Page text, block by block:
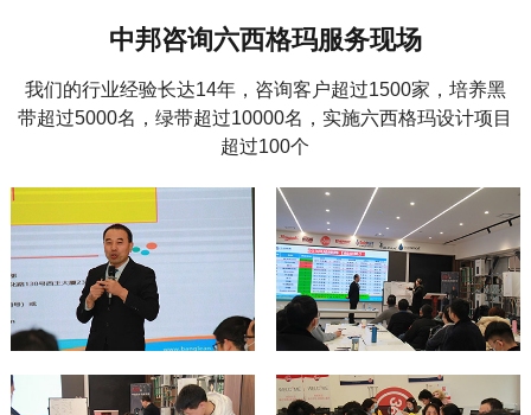
中邦咨询六西格玛服务现场
我们的行业经验长达14年，咨询客户超过1500家，培养黑
带超过5000名，绿带超过10000名，实施六西格玛设计项目
超过100个